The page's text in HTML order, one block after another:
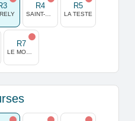
R4 R5
LA TESTE
R7